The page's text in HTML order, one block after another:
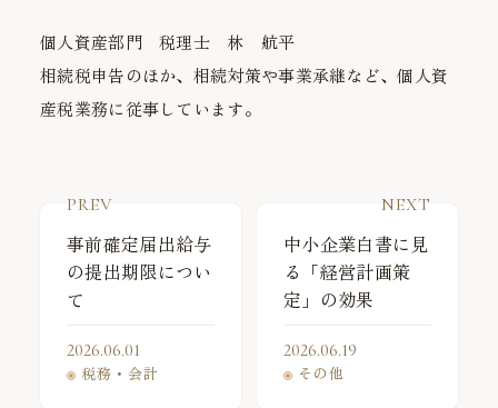
個人資産部門 税理士 林 航平
相続税申告のほか、相続対策や事業承継など、個人資
産税業務に従事しています。
PREV
事前確定届出給与
の提出期限につい
て
2026.06.01
税務・会計
NEXT
中小企業白書に見
る「経営計画策
定」の効果
2026.06.19
その他